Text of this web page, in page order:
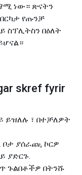
ነው። ጽናትን
የጡንቻ
ስፕሊትስን በዕለት
skref fyrir
ይዝለሉ ፣ በተቻለዎት
ቦታ ያሰራጩ, ኮርዎ
ያድርጉ.
ጉልበቶችዎ በትንሹ